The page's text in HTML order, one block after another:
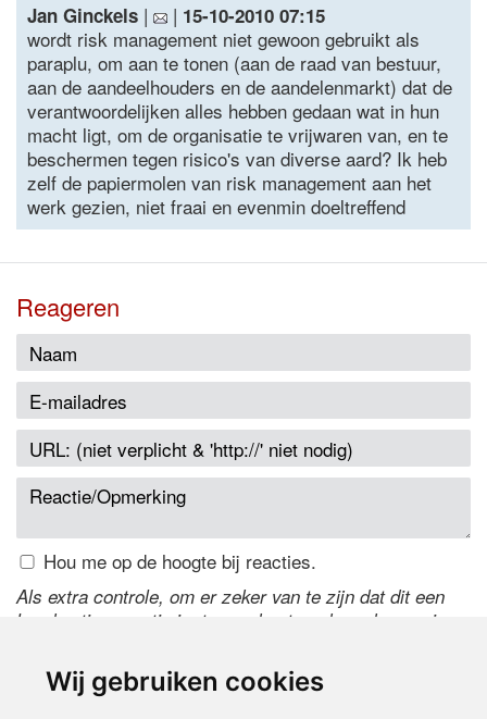
Wij gebruiken cookies
Jan Ginckels | | 15-10-2010 07:15
wordt risk management niet gewoon gebruikt als
paraplu, om aan te tonen (aan de raad van bestuur,
aan de aandeelhouders en de aandelenmarkt) dat de
verantwoordelijken alles hebben gedaan wat in hun
macht ligt, om de organisatie te vrijwaren van, en te
beschermen tegen risico's van diverse aard? Ik heb
zelf de papiermolen van risk management aan het
werk gezien, niet fraai en evenmin doeltreffend
Reageren
Hou me op de hoogte bij reacties.
Als extra controle, om er zeker van te zijn dat dit een
handmatige reactie is, typ onderstaande code over in
de code te wijzigen.